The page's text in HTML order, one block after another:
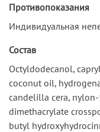
Противопоказания
Индивидуальная
Состав
Octyldodecanol,
coconut oil,
candelilla cera,
dimethacrylate
butyl